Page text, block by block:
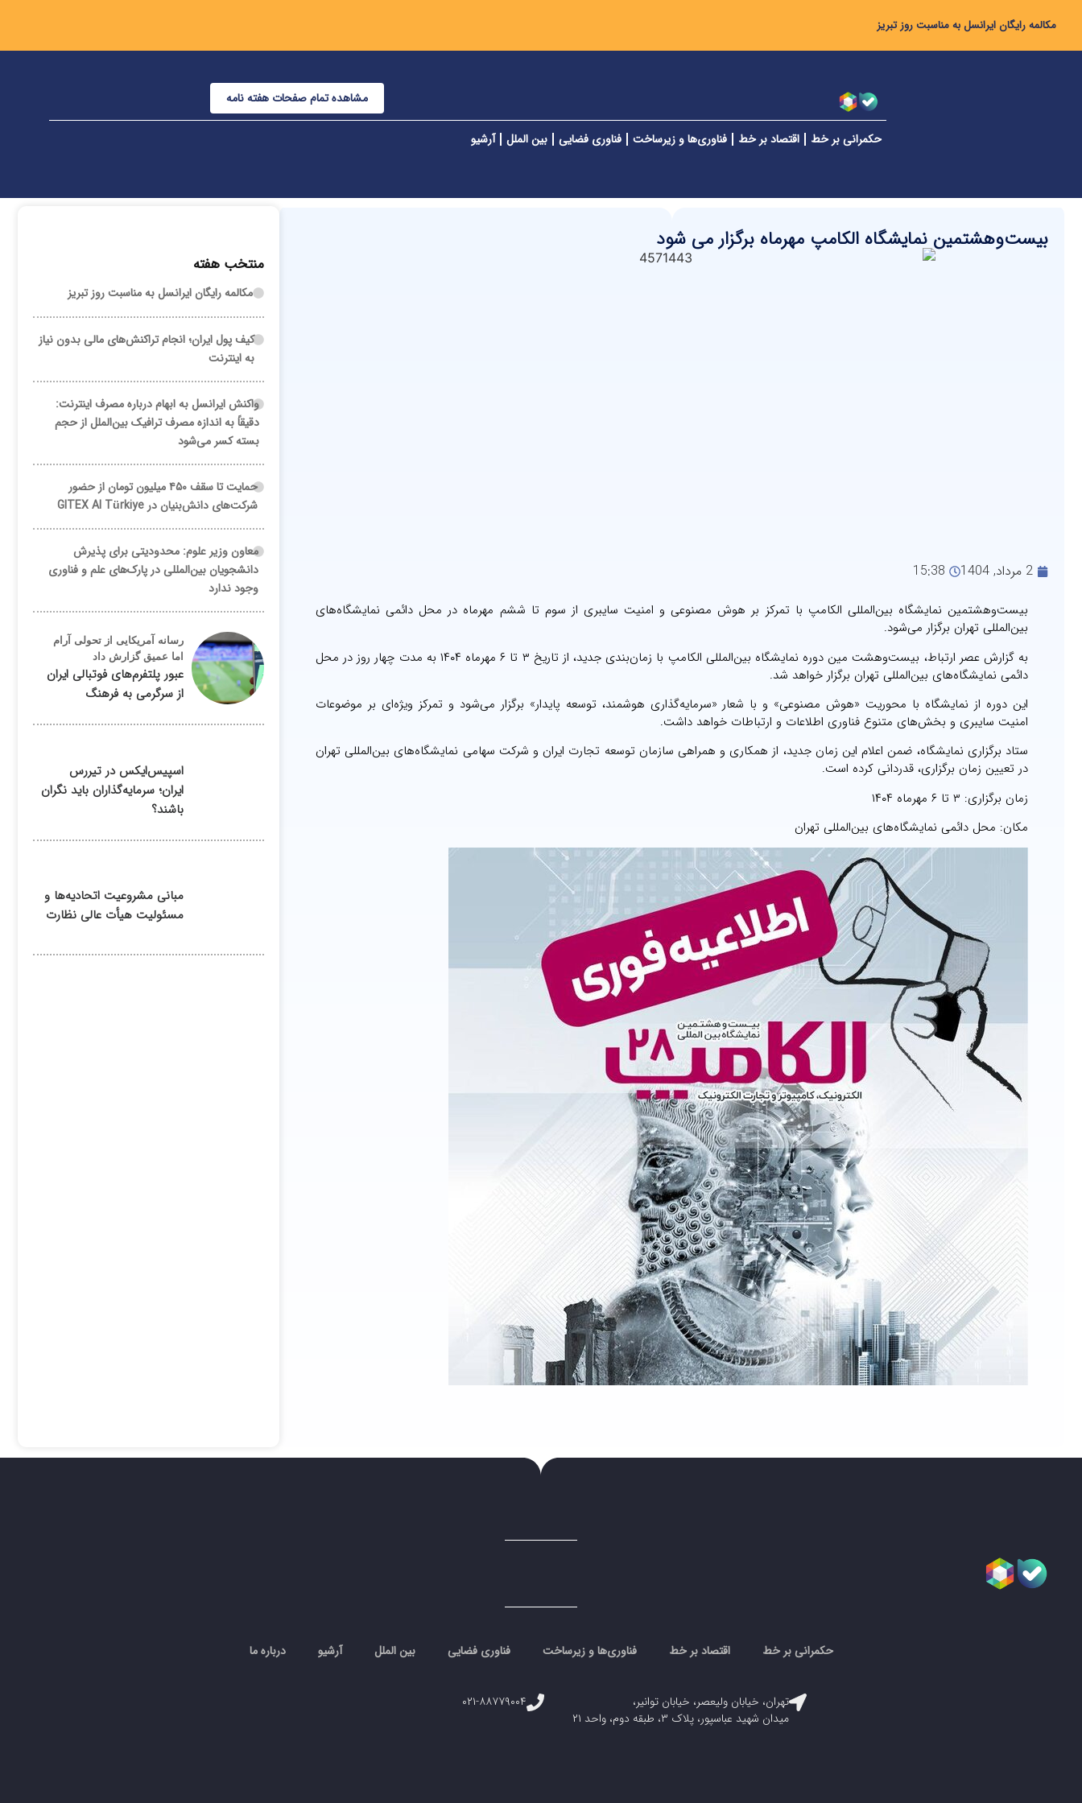
مکالمه رایگان ایرانسل به مناسبت روز تبریز
مشاهده تمام صفحات هفته نامه
حکمرانی بر خط اقتصاد بر خط فناوری‌ها و زیرساخت فناوری فضایی بین الملل آرشیو
بیست‌وهشتمین نمایشگاه الکامپ مهرماه برگزار می شود
2 مرداد, 1404 15:38
بیست‌وهشتمین نمایشگاه بین‌المللی الکامپ با تمرکز بر هوش مصنوعی و امنیت سایبری از سوم تا ششم مهرماه در محل دائمی نمایشگاه‌های
بین‌المللی تهران برگزار می‌شود.
به گزارش عصر ارتباط، بیست‌وهشت مین دوره نمایشگاه بین‌المللی الکامپ با زمان‌بندی جدید، از تاریخ ۳ تا ۶ مهرماه ۱۴۰۴ به مدت چهار روز در محل
دائمی نمایشگاه‌های بین‌المللی تهران برگزار خواهد شد.
این دوره از نمایشگاه با محوریت «هوش مصنوعی» و با شعار «سرمایه‌گذاری هوشمند، توسعه پایدار» برگزار می‌شود و تمرکز ویژه‌ای بر موضوعات
امنیت سایبری و بخش‌های متنوع فناوری اطلاعات و ارتباطات خواهد داشت.
ستاد برگزاری نمایشگاه، ضمن اعلام این زمان جدید، از همکاری و همراهی سازمان توسعه تجارت ایران و شرکت سهامی نمایشگاه‌های بین‌المللی تهران
در تعیین زمان برگزاری، قدردانی کرده است.
زمان برگزاری: ۳ تا ۶ مهرماه ۱۴۰۴
مکان: محل دائمی نمایشگاه‌های بین‌المللی تهران
منتخب هفته
مکالمه رایگان ایرانسل به مناسبت روز تبریز
کیف پول ایران؛ انجام تراکنش‌های مالی بدون نیاز
به اینترنت
واکنش ایرانسل به ابهام درباره مصرف اینترنت:
دقیقاً به اندازه مصرف ترافیک بین‌الملل از حجم
بسته کسر می‌شود
حمایت تا سقف ۴۵۰ میلیون تومان از حضور
شرکت‌های دانش‌بنیان در GITEX AI Türkiye
معاون وزیر علوم: محدودیتی برای پذیرش
دانشجویان بین‌المللی در پارک‌های علم و فناوری
وجود ندارد
رسانه آمریکایی از تحولی آرام
اما عمیق گزارش داد
عبور پلتفرم‌های فوتبالی ایران
از سرگرمی به فرهنگ
اسپیس‌ایکس در تیررس
ایران؛ سرمایه‌گذاران باید نگران
باشند؟
مبانی مشروعیت اتحادیه‌ها و
مسئولیت هیأت عالی نظارت
حکمرانی بر خط اقتصاد بر خط فناوری‌ها و زیرساخت فناوری فضایی بین الملل آرشیو درباره ما
تهران، خیابان ولیعصر، خیابان توانیر،
میدان شهید عباسپور، پلاک ۳، طبقه دوم، واحد ۲۱
۰۲۱-۸۸۷۷۹۰۰۴